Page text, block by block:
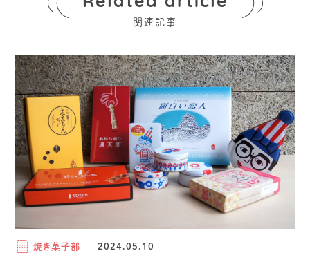
関連記事
焼き菓子部 2024.05.10